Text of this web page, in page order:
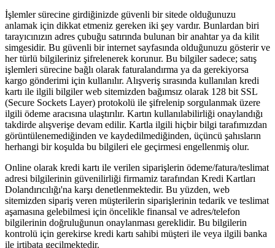
İşlemler sürecine girdiğinizde güvenli bir sitede olduğunuzu
anlamak için dikkat etmeniz gereken iki şey vardır. Bunlardan biri
tarayıcınızın adres çubuğu satırında bulunan bir anahtar ya da kilit
simgesidir. Bu güvenli bir internet sayfasında olduğunuzu gösterir ve
her türlü bilgileriniz şifrelenerek korunur. Bu bilgiler sadece; satış
işlemleri sürecine bağlı olarak faturalandırma ya da gerekiyorsa
kargo gönderimi için kullanılır. Alışveriş sırasında kullanılan kredi
kartı ile ilgili bilgiler web sitemizden bağımsız olarak 128 bit SSL
(Secure Sockets Layer) protokolü ile şifrelenip sorgulanmak üzere
ilgili ödeme aracısına ulaştırılır. Kartın kullanılabilirliği onaylandığı
takdirde alışverişe devam edilir. Kartla ilgili hiçbir bilgi tarafımızdan
görüntülenemediğinden ve kaydedilmediğinden, üçüncü şahısların
herhangi bir koşulda bu bilgileri ele geçirmesi engellenmiş olur.
Online olarak kredi kartı ile verilen siparişlerin ödeme/fatura/teslimat
adresi bilgilerinin güvenilirliği firmamiz tarafından Kredi Kartları
Dolandırıcılığı'na karşı denetlenmektedir. Bu yüzden, web
sitemizden sipariş veren müşterilerin siparişlerinin tedarik ve teslimat
aşamasına gelebilmesi için öncelikle finansal ve adres/telefon
bilgilerinin doğruluğunun onaylanması gereklidir. Bu bilgilerin
kontrolü için gerekirse kredi kartı sahibi müşteri ile veya ilgili banka
ile irtibata geçilmektedir.